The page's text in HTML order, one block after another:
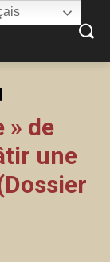
» de
une